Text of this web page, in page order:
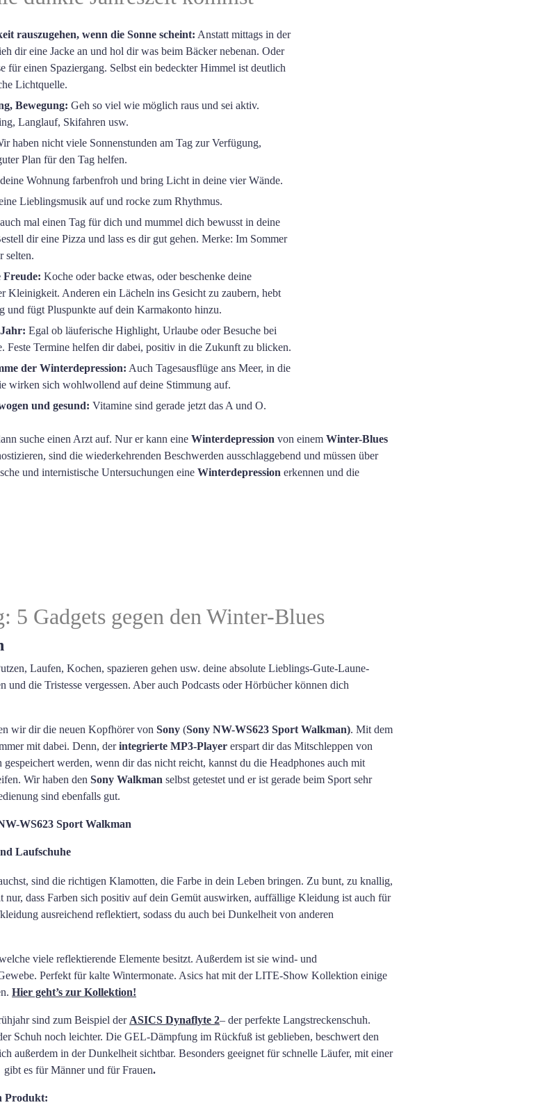
rauszugehen, wenn die Sonne scheint: Anstatt mittags in der
dir eine Jacke an und hol dir was beim Bäcker nebenan. Oder
für einen Spaziergang. Selbst ein bedeckter Himmel ist deutlich
Lichtquelle.
Bewegung: Geh so viel wie möglich raus und sei aktiv.
Langlauf, Skifahren usw.
haben nicht viele Sonnenstunden am Tag zur Verfügung,
Plan für den Tag helfen.
Wohnung farbenfroh und bring Licht in deine vier Wände.
Lieblingsmusik auf und rocke zum Rhythmus.
mal einen Tag für dich und mummel dich bewusst in deine
dir eine Pizza und lass es dir gut gehen. Merke: Im Sommer
selten.
Freude: Koche oder backe etwas, oder beschenke deine
Kleinigkeit. Anderen ein Lächeln ins Gesicht zu zaubern, hebt
und fügt Pluspunkte auf dein Karmakonto hinzu.
Egal ob läuferische Highlight, Urlaube oder Besuche bei
Feste Termine helfen dir dabei, positiv in die Zukunft zu blicken.
der Winterdepression: Auch Tagesausflüge ans Meer, in die
wirken sich wohlwollend auf deine Stimmung auf.
und gesund: Vitamine sind gerade jetzt das A und O.
suche einen Arzt auf. Nur er kann eine Winterdepression von einem Winter-Blues
sind die wiederkehrenden Beschwerden ausschlaggebend und müssen über
und internistische Untersuchungen eine Winterdepression erkennen und die
Gadgets gegen den Winter-Blues
Laufen, Kochen, spazieren gehen usw. deine absolute Lieblings-Gute-Laune-
die Tristesse vergessen. Aber auch Podcasts oder Hörbücher können dich
wir dir die neuen Kopfhörer von Sony (Sony NW-WS623 Sport Walkman). Mit dem
mit dabei. Denn, derintegrierte MP3-Player erspart dir das Mitschleppen von
werden, wenn dir das nicht reicht, kannst du die Headphones auch mit
Wir haben den Sony Walkman selbst getestet und er ist gerade beim Sport sehr
sind ebenfalls gut.
WS623 Sport Walkman
Laufschuhe
sind die richtigen Klamotten, die Farbe in dein Leben bringen. Zu bunt, zu knallig,
dass Farben sich positiv auf dein Gemüt auswirken, auffällige Kleidung ist auch für
ausreichend reflektiert, sodass du auch bei Dunkelheit von anderen
viele reflektierende Elemente besitzt. Außerdem ist sie wind- und
Perfekt für kalte Wintermonate. Asics hat mit der LITE-Show Kollektion einige
Hier geht’s zur Kollektion!
sind zum Beispiel der ASICS Dynaflyte 2– der perfekte Langstreckenschuh.
Schuh noch leichter. Die GEL-Dämpfung im Rückfuß ist geblieben, beschwert den
außerdem in der Dunkelheit sichtbar. Besonders geeignet für schnelle Läufer, mit einer
gibt es für Männer und für Frauen.
Produkt: